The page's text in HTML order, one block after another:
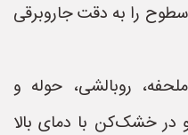
را به دقت جاروبرقی
روبالشی، حوله و
در خشک‌کن با دمای بالا